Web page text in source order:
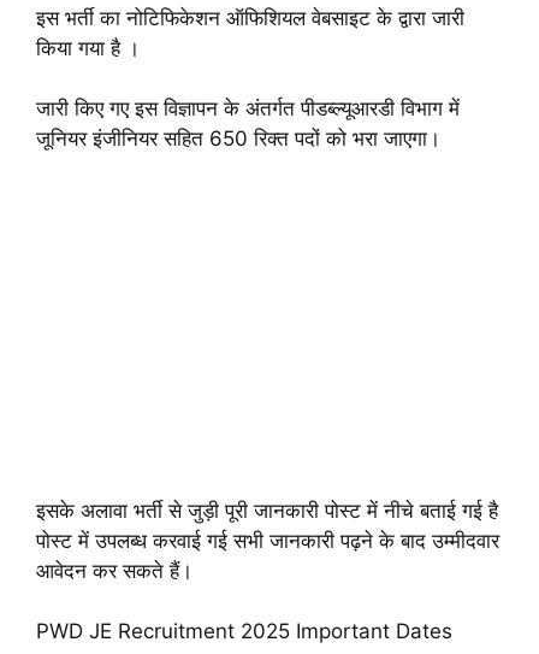
इस भर्ती का नोटिफिकेशन ऑफिशियल वेबसाइट के द्वारा जारी
किया गया है ।
जारी किए गए इस विज्ञापन के अंतर्गत पीडब्ल्यूआरडी विभाग में
जूनियर इंजीनियर सहित 650 रिक्त पदों को भरा जाएगा।
इसके अलावा भर्ती से जुड़ी पूरी जानकारी पोस्ट में नीचे बताई गई है
पोस्ट में उपलब्ध करवाई गई सभी जानकारी पढ़ने के बाद उम्मीदवार
आवेदन कर सकते हैं।
PWD JE Recruitment 2025 Important Dates